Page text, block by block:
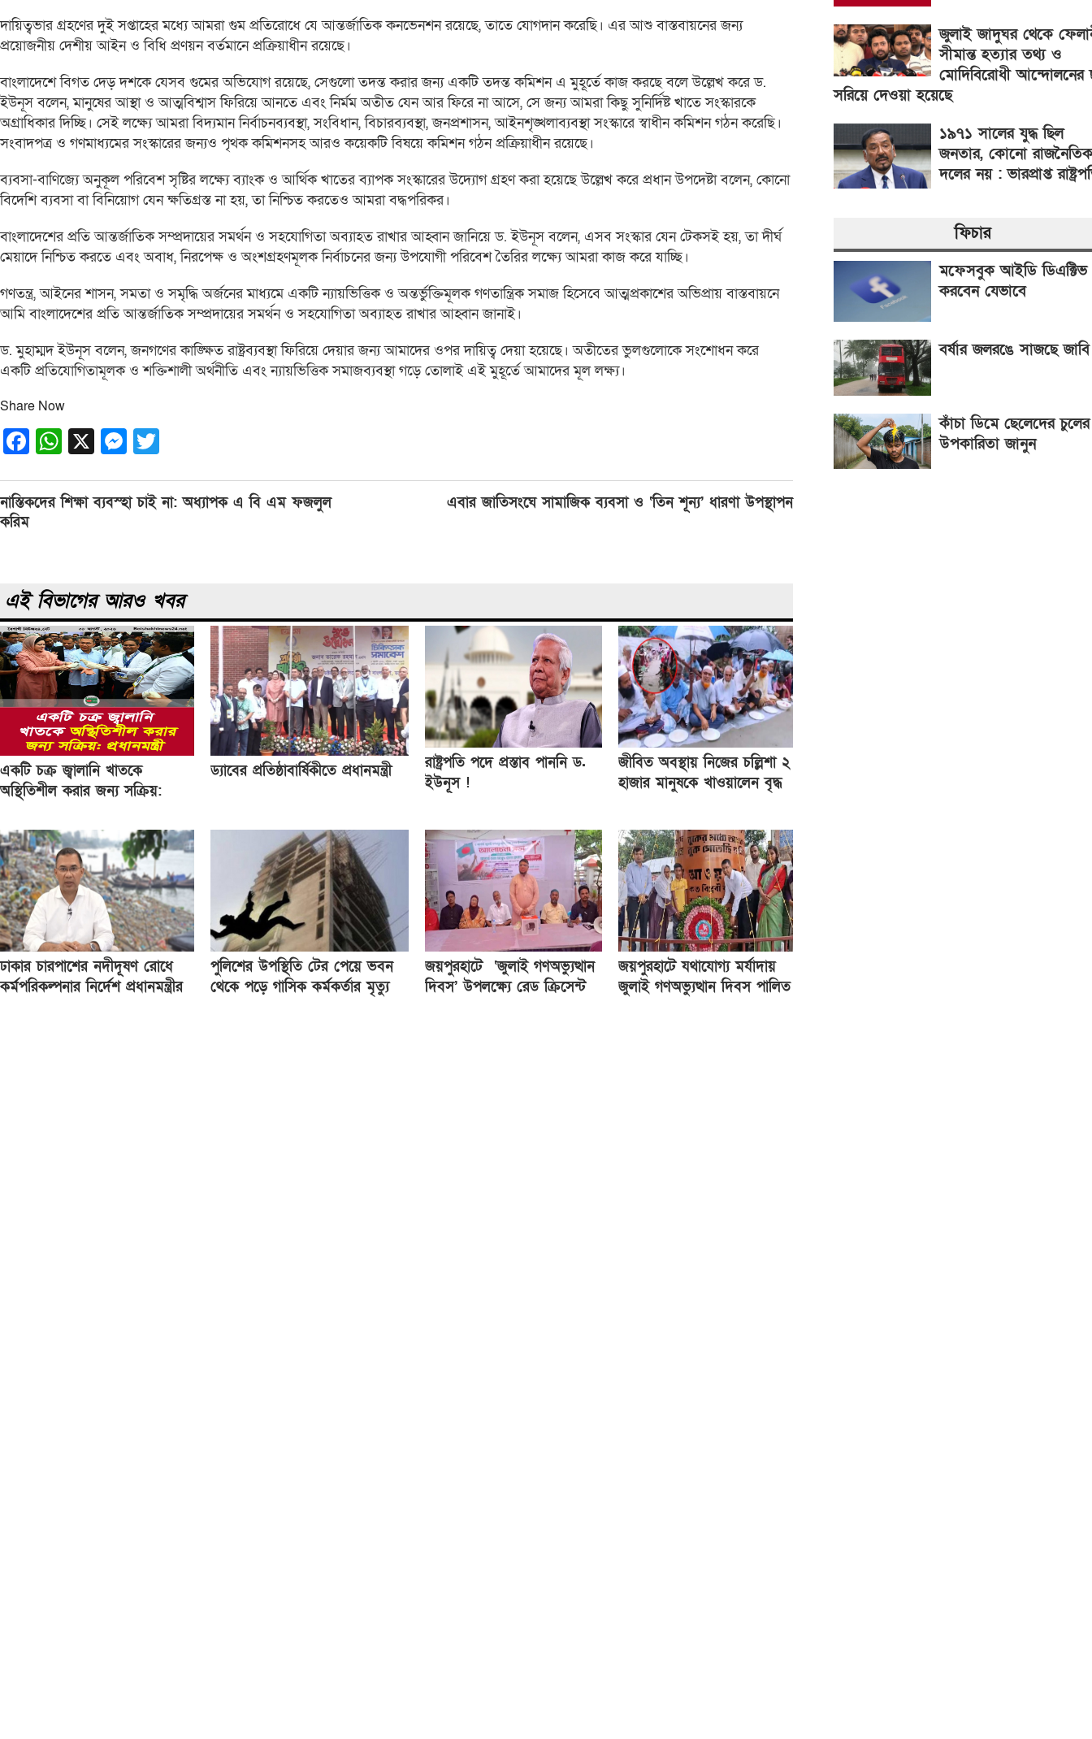
দায়িত্বভার গ্রহণের দুই সপ্তাহের মধ্যে আমরা গুম প্রতিরোধে যে আন্তর্জাতিক কনভেনশন রয়েছে, তাতে যোগদান করেছি। এর আশু বাস্তবায়নের জন্য
প্রয়োজনীয় দেশীয় আইন ও বিধি প্রণয়ন বর্তমানে প্রক্রিয়াধীন রয়েছে।
বাংলাদেশে বিগত দেড় দশকে যেসব গুমের অভিযোগ রয়েছে, সেগুলো তদন্ত করার জন্য একটি তদন্ত কমিশন এ মুহূর্তে কাজ করছে বলে উল্লেখ করে ড.
ইউনূস বলেন, মানুষের আস্থা ও আত্মবিশ্বাস ফিরিয়ে আনতে এবং নির্মম অতীত যেন আর ফিরে না আসে, সে জন্য আমরা কিছু সুনির্দিষ্ট খাতে সংস্কারকে
অগ্রাধিকার দিচ্ছি। সেই লক্ষ্যে আমরা বিদ্যমান নির্বাচনব্যবস্থা, সংবিধান, বিচারব্যবস্থা, জনপ্রশাসন, আইনশৃঙ্খলাব্যবস্থা সংস্কারে স্বাধীন কমিশন গঠন করেছি।
সংবাদপত্র ও গণমাধ্যমের সংস্কারের জন্যও পৃথক কমিশনসহ আরও কয়েকটি বিষয়ে কমিশন গঠন প্রক্রিয়াধীন রয়েছে।
ব্যবসা-বাণিজ্যে অনুকূল পরিবেশ সৃষ্টির লক্ষ্যে ব্যাংক ও আর্থিক খাতের ব্যাপক সংস্কারের উদ্যোগ গ্রহণ করা হয়েছে উল্লেখ করে প্রধান উপদেষ্টা বলেন, কোনো
বিদেশি ব্যবসা বা বিনিয়োগ যেন ক্ষতিগ্রস্ত না হয়, তা নিশ্চিত করতেও আমরা বদ্ধপরিকর।
বাংলাদেশের প্রতি আন্তর্জাতিক সম্প্রদায়ের সমর্থন ও সহযোগিতা অব্যাহত রাখার আহ্বান জানিয়ে ড. ইউনূস বলেন, এসব সংস্কার যেন টেকসই হয়, তা দীর্ঘ
মেয়াদে নিশ্চিত করতে এবং অবাধ, নিরপেক্ষ ও অংশগ্রহণমূলক নির্বাচনের জন্য উপযোগী পরিবেশ তৈরির লক্ষ্যে আমরা কাজ করে যাচ্ছি।
গণতন্ত্র, আইনের শাসন, সমতা ও সমৃদ্ধি অর্জনের মাধ্যমে একটি ন্যায়ভিত্তিক ও অন্তর্ভুক্তিমূলক গণতান্ত্রিক সমাজ হিসেবে আত্মপ্রকাশের অভিপ্রায় বাস্তবায়নে
আমি বাংলাদেশের প্রতি আন্তর্জাতিক সম্প্রদায়ের সমর্থন ও সহযোগিতা অব্যাহত রাখার আহ্বান জানাই।
ড. মুহাম্মদ ইউনূস বলেন, জনগণের কাঙ্ক্ষিত রাষ্ট্রব্যবস্থা ফিরিয়ে দেয়ার জন্য আমাদের ওপর দায়িত্ব দেয়া হয়েছে। অতীতের ভুলগুলোকে সংশোধন করে
একটি প্রতিযোগিতামূলক ও শক্তিশালী অর্থনীতি এবং ন্যায়ভিত্তিক সমাজব্যবস্থা গড়ে তোলাই এই মুহূর্তে আমাদের মূল লক্ষ্য।
Share Now
Facebook
WhatsApp
X Messenger
Post
navigation
নাস্তিকদের শিক্ষা ব্যবস্হা চাই না: অধ্যাপক এ বি এম ফজলুল
করিম
এবার জাতিসংঘে সামাজিক ব্যবসা ও ‘তিন শূন্য’ ধারণা উপস্থাপন
এই বিভাগের আরও খবর
একটি চক্র জ্বালানি খাতকে
অস্থিতিশীল করার জন্য সক্রিয়:
ড্যাবের প্রতিষ্ঠাবার্ষিকীতে প্রধানমন্ত্রী
রাষ্ট্রপতি পদে প্রস্তাব পাননি ড.
ইউনূস !
জীবিত অবস্থায় নিজের চল্লিশা ২
হাজার মানুষকে খাওয়ালেন বৃদ্ধ
ঢাকার চারপাশের নদীদূষণ রোধে
কর্মপরিকল্পনার নির্দেশ প্রধানমন্ত্রীর
পুলিশের উপস্থিতি টের পেয়ে ভবন
থেকে পড়ে গাসিক কর্মকর্তার মৃত্যু
জয়পুরহাটে ‘জুলাই গণঅভ্যুত্থান
দিবস’ উপলক্ষ্যে রেড ক্রিসেন্ট
জয়পুরহাটে যথাযোগ্য মর্যাদায়
জুলাই গণঅভ্যুত্থান দিবস পালিত
জুলাই জাদুঘর থেকে
সীমান্ত হত্যার তথ্য ও
মোদিবিরোধী আন্দোলনের
সরিয়ে দেওয়া হয়েছে
১৯৭১ সালের যুদ্ধ ছিল
জনতার, কোনো রাজনৈতিক
দলের নয় : ভারপ্রাপ্ত
ফিচার
মফেসবুক আইডি ডিএক্টিভ
করবেন যেভাবে
বর্ষার জলরঙে সাজছে জাবি
কাঁচা ডিমে ছেলেদের চুলের
উপকারিতা জানুন